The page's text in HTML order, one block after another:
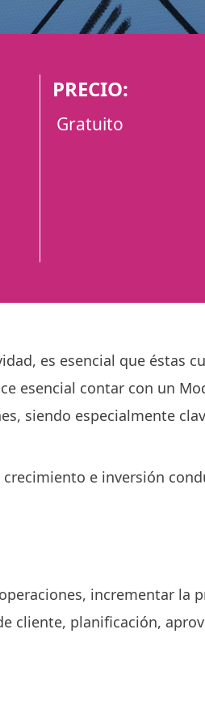
PRECIO:
Gratuito
es esencial que éstas
esencial contar con un
siendo especialmente
e inversión
incrementar la
cliente, planificación,